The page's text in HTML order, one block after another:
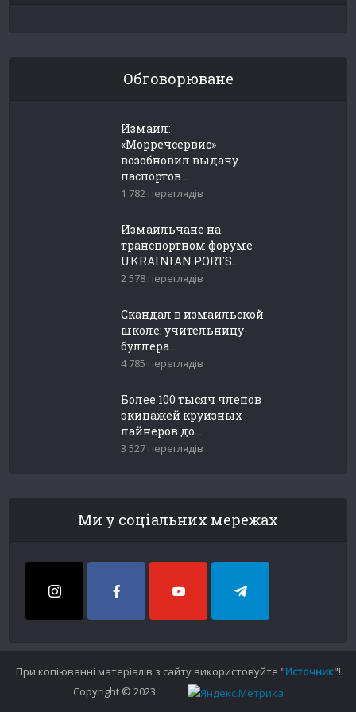
Обговорюване
Измаил:
«Морречсервис»
возобновил выдачу
паспортов...
1 782 переглядів
Измаильчане на
транспортном форуме
UKRAINIAN PORTS...
2 578 переглядів
Скандал в измаильской
школе: учительницу-
буллера...
4 785 переглядів
Более 100 тысяч членов
экипажей круизных
лайнеров до...
3 527 переглядів
Ми у соціальних мережах
При копіюванні матеріалів з сайту використовуйте "Источник"!
Copyright © 2023.